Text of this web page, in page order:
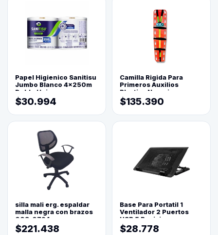
Papel Higienico Sanitisu
Jumbo Blanco 4x250m
Doble Hoja
$30.994
Camilla Rigida Para
Primeros Auxilios
Plastica Naranja
$135.390
silla mali erg. espaldar
malla negra con brazos
003-0794
$221.438
Base Para Portatil 1
Ventilador 2 Puertos
USB 5 Posiciones
$28.778